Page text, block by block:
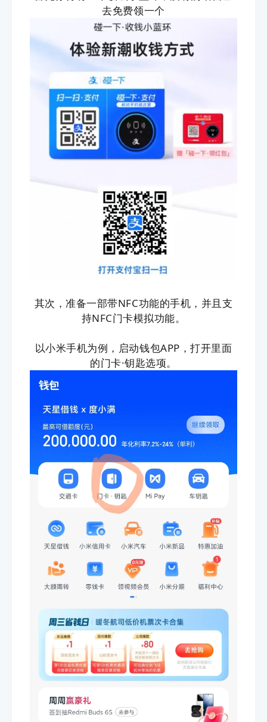
去免费领一个
其次，准备一部带NFC功能的手机，并且支
持NFC门卡模拟功能。
以小米手机为例，启动钱包APP，打开里面
的门卡·钥匙选项。